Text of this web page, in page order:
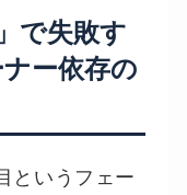
で失敗す
ー依存の
というフェー